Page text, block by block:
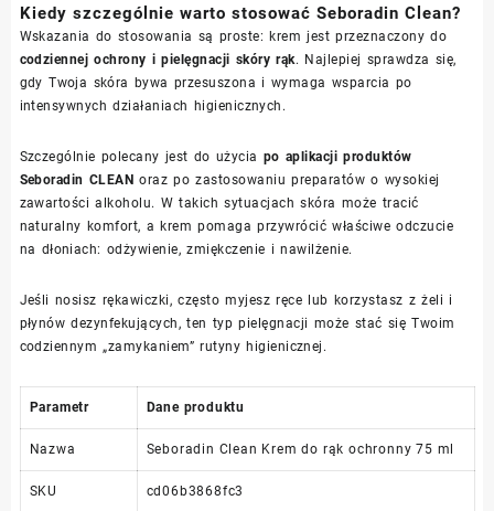
Kiedy szczególnie warto stosować Seboradin Clean?
Wskazania do stosowania są proste: krem jest przeznaczony do
codziennej ochrony i pielęgnacji skóry rąk. Najlepiej sprawdza się,
gdy Twoja skóra bywa przesuszona i wymaga wsparcia po
intensywnych działaniach higienicznych.
Szczególnie polecany jest do użycia po aplikacji produktów
Seboradin CLEAN oraz po zastosowaniu preparatów o wysokiej
zawartości alkoholu. W takich sytuacjach skóra może tracić
naturalny komfort, a krem pomaga przywrócić właściwe odczucie
na dłoniach: odżywienie, zmiękczenie i nawilżenie.
Jeśli nosisz rękawiczki, często myjesz ręce lub korzystasz z żeli i
płynów dezynfekujących, ten typ pielęgnacji może stać się Twoim
codziennym „zamykaniem” rutyny higienicznej.
Parametr Dane produktu
Nazwa Seboradin Clean Krem do rąk ochronny 75 ml
SKU cd06b3868fc3